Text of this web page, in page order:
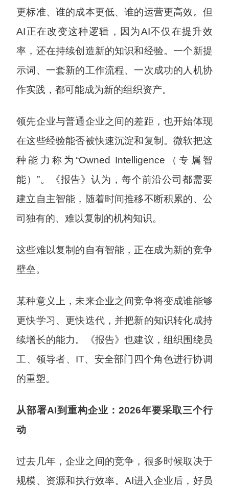
更标准、谁的成本更低、谁的运营更高效。但
AI正在改变这种逻辑，因为AI不仅在提升效
率，还在持续创造新的知识和经验。一个新提
示词、一套新的工作流程、一次成功的人机协
作实践，都可能成为新的组织资产。
领先企业与普通企业之间的差距，也开始体现
在这些经验能否被快速沉淀和复制。微软把这
种能力称为“Owned Intelligence（专属智
能）”。《报告》认为，每个前沿公司都需要
建立自主智能，随着时间推移不断积累的、公
司独有的、难以复制的机构知识。
这些难以复制的自有智能，正在成为新的竞争
壁垒。
某种意义上，未来企业之间竞争将变成谁能够
更快学习、更快迭代，并把新的知识转化成持
续增长的能力。《报告》也建议，组织围绕员
工、领导者、IT、安全部门四个角色进行协调
的重塑。
从部署AI到重构企业：2026年要采取三个行
动
过去几年，企业之间的竞争，很多时候取决于
规模、资源和执行效率。AI进入企业后，好员